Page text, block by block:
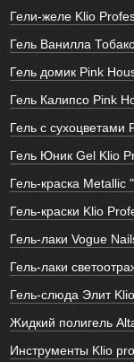
Гели-желе Klio
Гель Ванилла
Гель домик Pink
Гель Калипсо Pink
Гель с сухоцветами
Гель Юник Gel Klio
Гель-краска
Гель-краски Klio
Гель-лаки Vogue
Гель-лаки
Гель-слюда Элит
Жидкий полигель
Инструменты Klio